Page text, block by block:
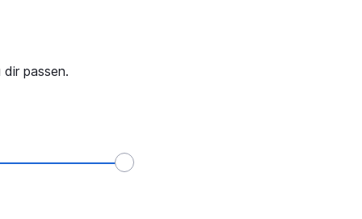
passen.